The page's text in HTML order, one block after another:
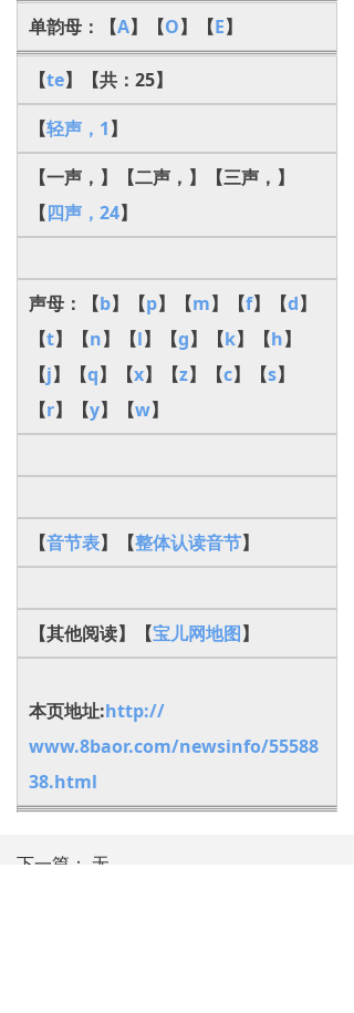
单韵母：【A】【O】【E】
【te】【共：25】
【轻声，1】
【一声，】【二声，】【三声，】
【四声，24】
声母：【b】【p】【m】【f】【d】
【t】【n】【l】【g】【k】【h】
【j】【q】【x】【z】【c】【s】
【r】【y】【w】
【音节表】【整体认读音节】
【其他阅读】【宝儿网地图】
本页地址:http://
www.8baor.com/newsinfo/55588
38.html
下一篇： 无